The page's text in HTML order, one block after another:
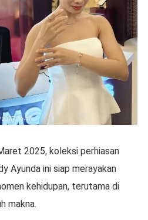
2025, koleksi perhiasan
Ayunda ini siap merayakan
kehidupan, terutama di
makna.